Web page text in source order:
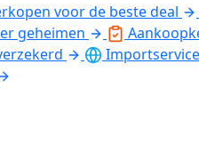
voor de beste deal
geheimen
Importservice